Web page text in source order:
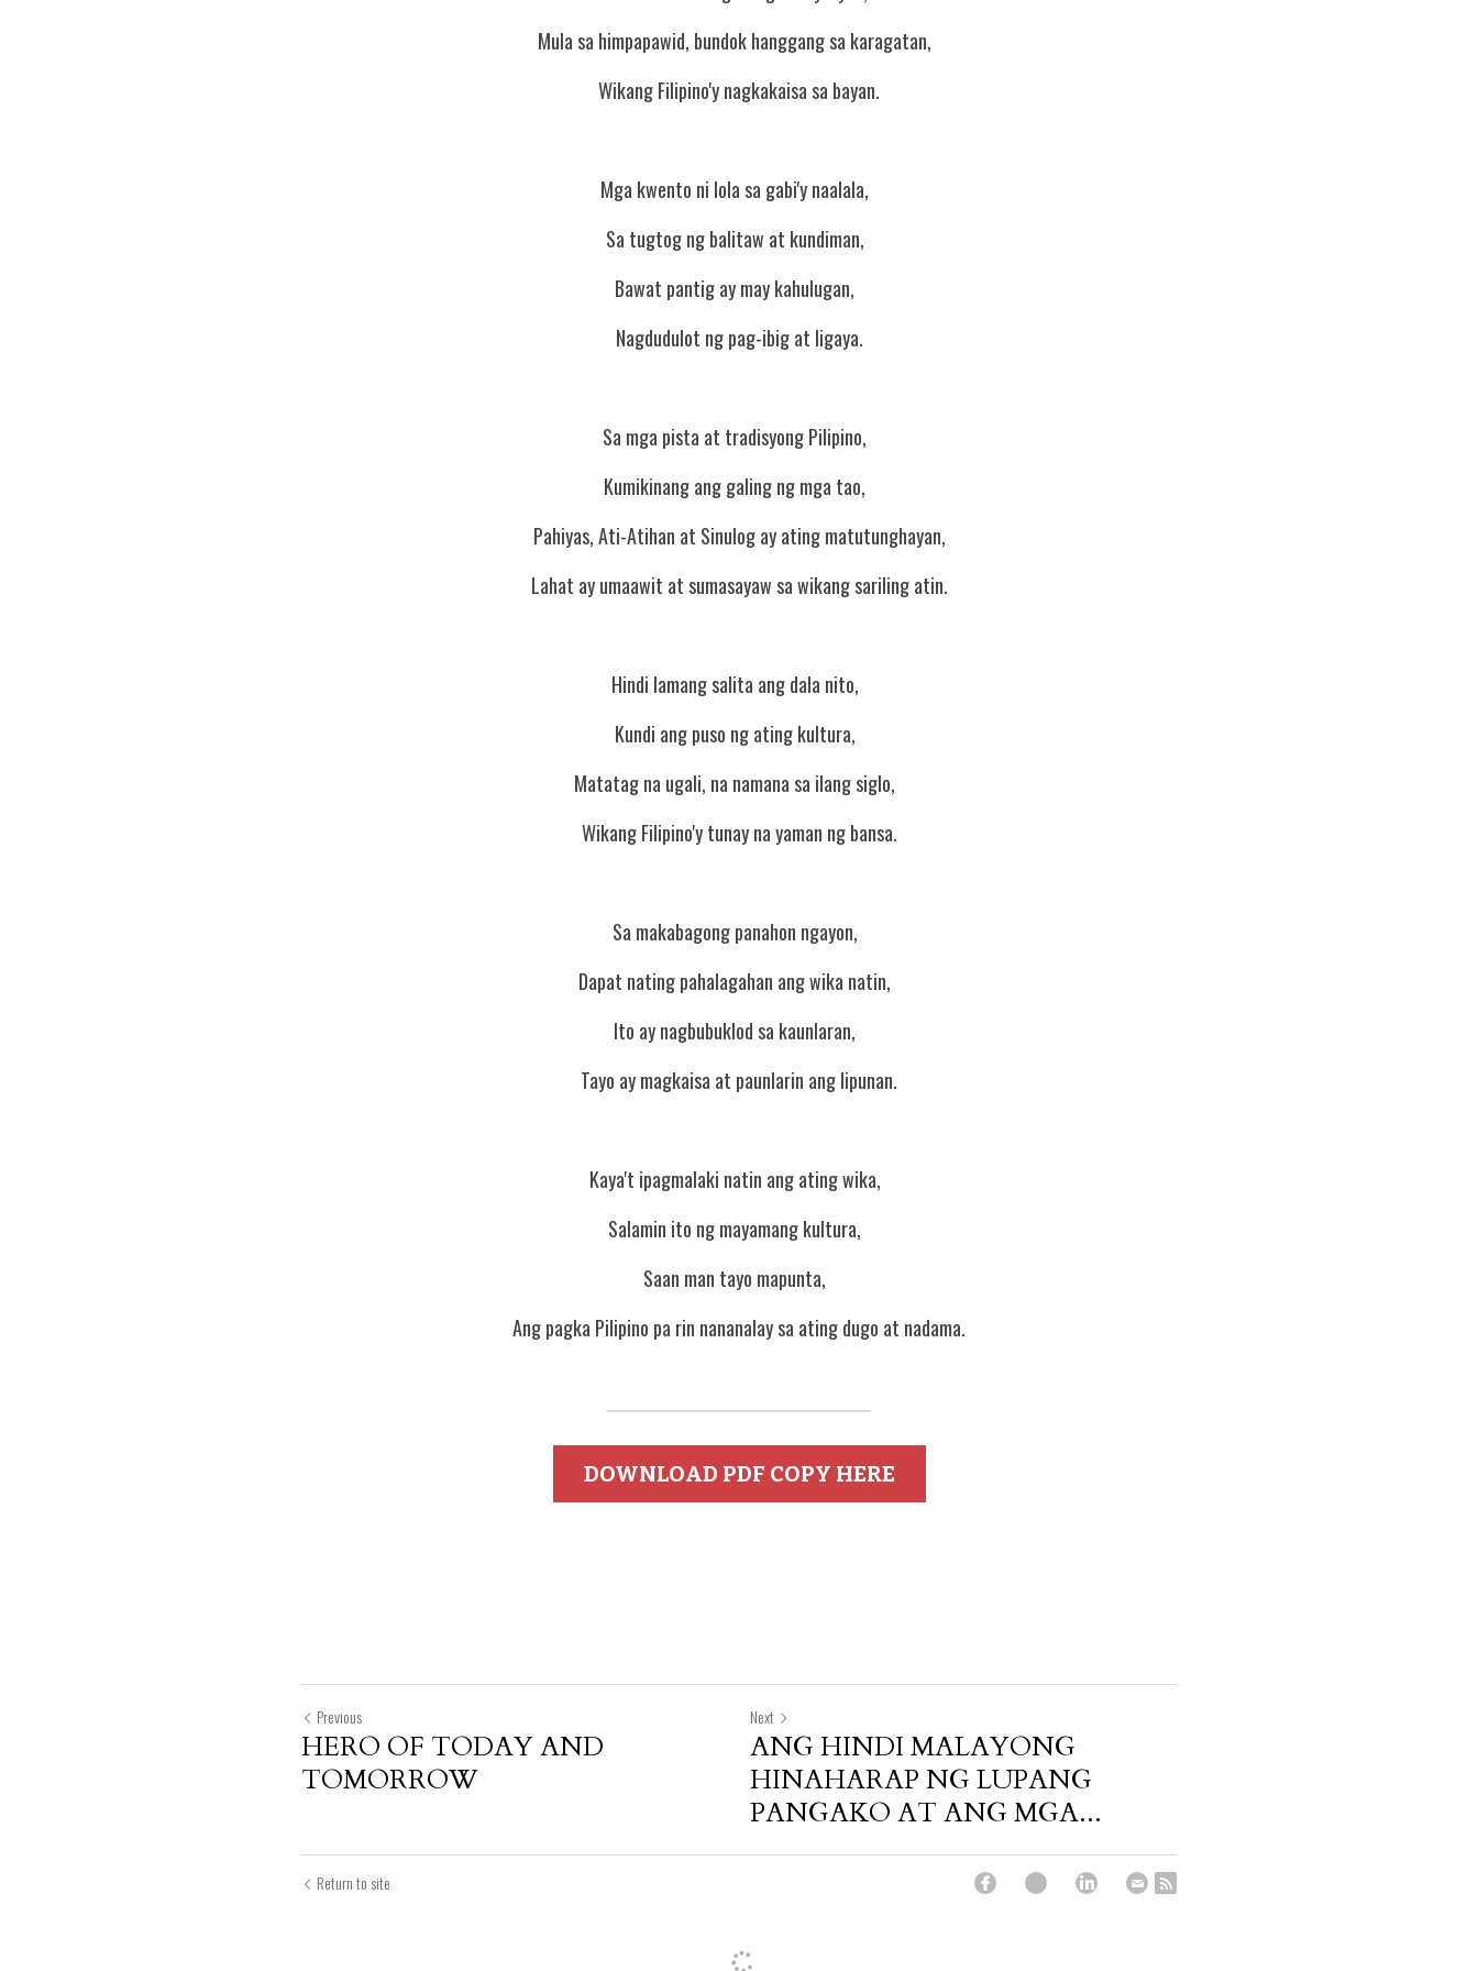
Mula sa himpapawid, bundok hanggang sa karagatan,
Wikang Filipino'y nagkakaisa sa bayan.
Mga kwento ni lola sa gabi'y naalala,
Sa tugtog ng balitaw at kundiman,
Bawat pantig ay may kahulugan,
Nagdudulot ng pag-ibig at ligaya.
Sa mga pista at tradisyong Pilipino,
Kumikinang ang galing ng mga tao,
Pahiyas, Ati-Atihan at Sinulog ay ating matutunghayan,
Lahat ay umaawit at sumasayaw sa wikang sariling atin.
Hindi lamang salita ang dala nito,
Kundi ang puso ng ating kultura,
Matatag na ugali, na namana sa ilang siglo,
Wikang Filipino'y tunay na yaman ng bansa.
Sa makabagong panahon ngayon,
Dapat nating pahalagahan ang wika natin,
Ito ay nagbubuklod sa kaunlaran,
Tayo ay magkaisa at paunlarin ang lipunan.
Kaya't ipagmalaki natin ang ating wika,
Salamin ito ng mayamang kultura,
Saan man tayo mapunta,
Ang pagka Pilipino pa rin nananalay sa ating dugo at nadama.
DOWNLOAD PDF COPY HERE
Previous
HERO OF TODAY AND
TOMORROW
Next
ANG HINDI MALAYONG
HINAHARAP NG LUPANG
PANGAKO AT ANG MGA...
Return to site